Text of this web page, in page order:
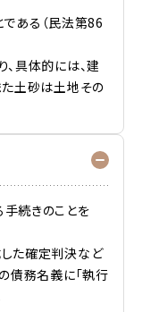
ある（民法第86
具体的には、建
た土砂は土地その
続きのことを
た確定判決など
債務名義に「執行